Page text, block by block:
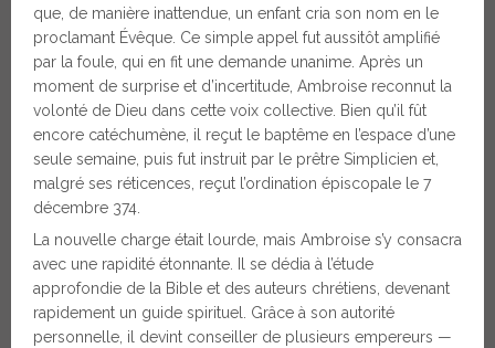
que, de manière inattendue, un enfant cria son nom en le
proclamant Évêque. Ce simple appel fut aussitôt amplifié
par la foule, qui en fit une demande unanime. Après un
moment de surprise et d’incertitude, Ambroise reconnut la
volonté de Dieu dans cette voix collective. Bien qu’il fût
encore catéchumène, il reçut le baptême en l’espace d’une
seule semaine, puis fut instruit par le prêtre Simplicien et,
malgré ses réticences, reçut l’ordination épiscopale le 7
décembre 374.
La nouvelle charge était lourde, mais Ambroise s’y consacra
avec une rapidité étonnante. Il se dédia à l’étude
approfondie de la Bible et des auteurs chrétiens, devenant
rapidement un guide spirituel. Grâce à son autorité
personnelle, il devint conseiller de plusieurs empereurs —